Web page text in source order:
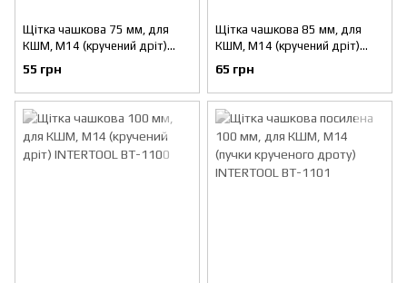
Щітка чашкова 75 мм, для
КШМ, М14 (кручений дріт)
INTERTOOL BT-1075
55 грн
Щітка чашкова 85 мм, для
КШМ, М14 (кручений дріт)
INTERTOOL BT-1085
65 грн